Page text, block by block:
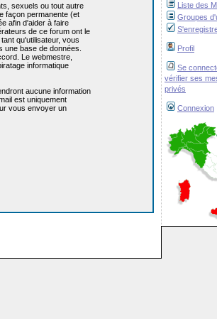
Liste des
Groupes
Profil
Se
vérifier ses
privés
Connexion
sexuels ou tout autre
façon permanente (et
afin d'aider à faire
de ce forum ont le
qu'utilisateur, vous
base de données.
Le webmestre,
informatique
aucune information
est uniquement
vous envoyer un